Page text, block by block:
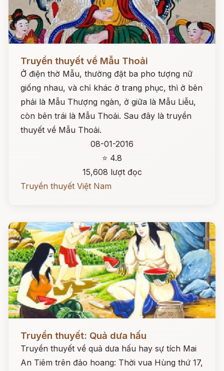
Đọc ngay
Truyền thuyết về Mẫu Thoải
Ở điện thờ Mẫu, thường đặt ba pho tượng nữ
giống nhau, và chỉ khác ở trang phục, thì ở bên
phải là Mẫu Thượng ngàn, ở giữa là Mẫu Liễu,
còn bên trái là Mẫu Thoải. Sau đây là truyền
thuyết về Mẫu Thoải.
08-01-2016
⭐ 4.8
15,608 lượt đọc
Truyền thuyết Việt Nam
Đọc ngay
Truyền thuyết: Quả dưa hấu
Truyền thuyết về quả dưa hấu hay sự tích Mai
An Tiêm trên đảo hoang: Thời vua Hùng thứ 17,